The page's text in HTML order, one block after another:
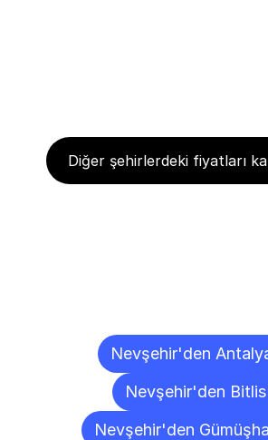
Diğer şehirlerdeki fiyatları
Nevşehir'den
Nevşehir'den
Nevşehir'den